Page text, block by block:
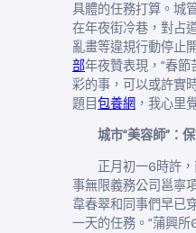
具體的任務打算。城
在年夜街冷巷，對占
亂畫等違規行動停止
部年夜贊表現，“春
彩的事，可以或許實
題目包養網 ，我心里
城市“美容師”：
正月初一6時許
事無限義務公司邕寧
韋春翠和同事們早已
一天的任務。“蒲興